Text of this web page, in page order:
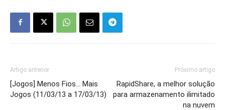
Artigo anterior
[Jogos] Menos Fios… Mais
Jogos (11/03/13 a 17/03/13)
Próximo artigo
RapidShare, a melhor solução
para armazenamento ilimitado
na nuvem